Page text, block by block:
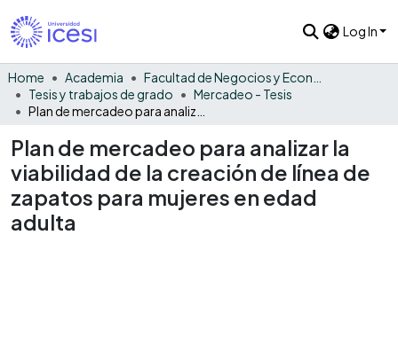
Log In
Home Academia
Tesis y trabajos de grado
Mercadeo - Tesis
Plan de mercadeo para analizar la
viabilidad de la creación de línea de
zapatos para mujeres en edad
adulta